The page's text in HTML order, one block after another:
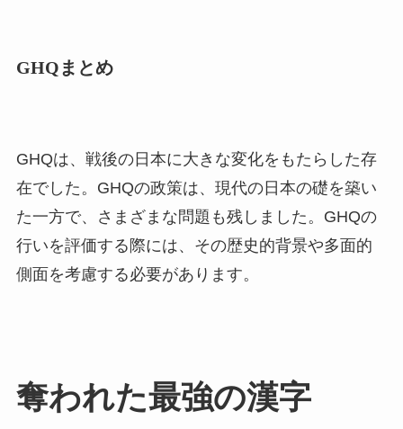
GHQまとめ
GHQは、戦後の日本に大きな変化をもたらした存
在でした。GHQの政策は、現代の日本の礎を築い
た一方で、さまざまな問題も残しました。GHQの
行いを評価する際には、その歴史的背景や多面的
側面を考慮する必要があります。
奪われた最強の漢字